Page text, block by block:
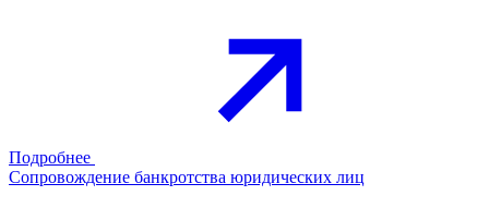
Подробнее
Сопровождение банкротства юридических лиц